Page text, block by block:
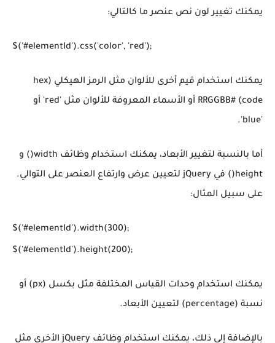
يمكنك تغيير لون نص عنصر ما كالتالي:
يمكنك استخدام قيم أخرى للألوان مثل الرمز الهيكلي (hex
code) #RRGGBB أو الأسماء المعروفة للألوان مثل 'red' أو
'blue'.
أما بالنسبة لتغيير الأبعاد، يمكنك استخدام وظائف width() و
height() في jQuery لتعيين عرض وارتفاع العنصر على التوالي.
على سبيل المثال:
$('#elementId').width(300);
$('#elementId').height(200);
يمكنك استخدام وحدات القياس المختلفة مثل بكسل (px) أو
نسبة (percentage) لتعيين الأبعاد.
بالإضافة إلى ذلك، يمكنك استخدام وظائف jQuery الأخرى مثل